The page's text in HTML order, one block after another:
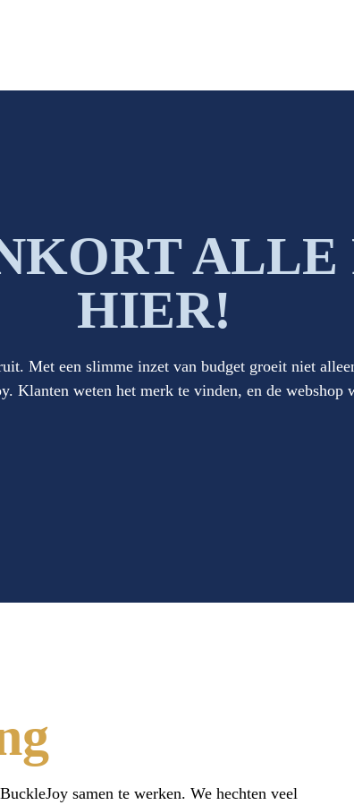
ALLE
HIER!
Met een slimme inzet van budget groeit niet
Klanten weten het merk te vinden, en de webshop
samen te werken. We hechten veel